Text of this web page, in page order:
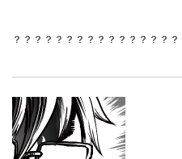
？？？？？？？？？？？？？？？？